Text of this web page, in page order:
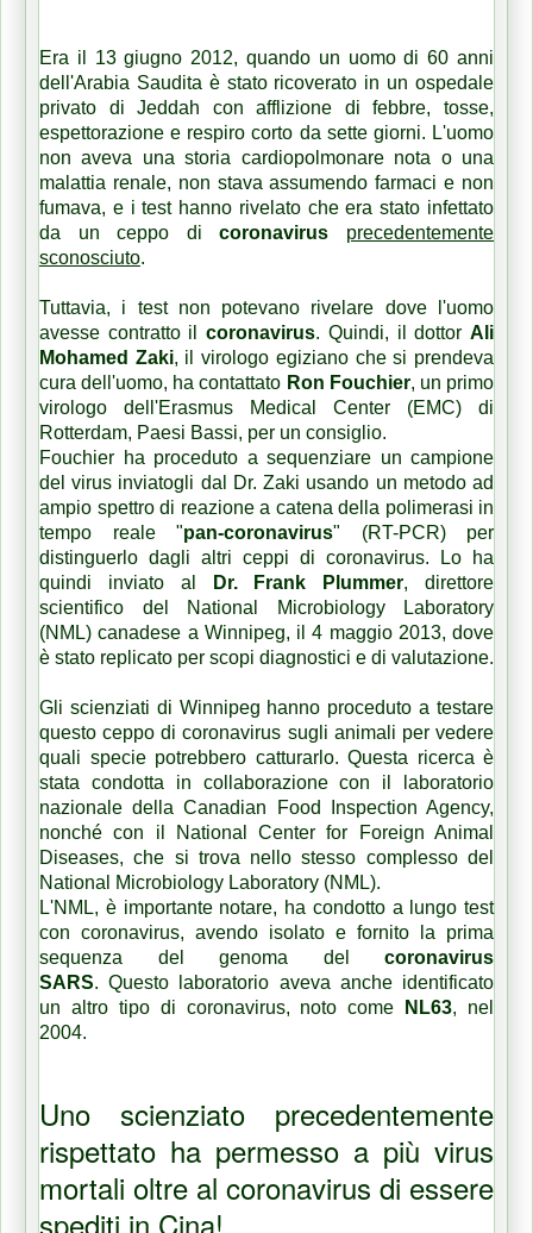
Era il 13 giugno 2012, quando un uomo di 60 anni
dell'Arabia Saudita è stato ricoverato in un ospedale
privato di Jeddah con afflizione di febbre, tosse,
espettorazione e respiro corto da sette giorni. L'uomo
non aveva una storia cardiopolmonare nota o una
malattia renale, non stava assumendo farmaci e non
fumava, e i test hanno rivelato che era stato infettato
da un ceppo dicoronavirus
precedentemente
sconosciuto.
Tuttavia, i test non potevano rivelare dove l'uomo
avesse contratto ilcoronavirus. Quindi, il dottorAli
Mohamed Zaki, il virologo egiziano che si prendeva
cura dell'uomo, ha contattato Ron Fouchier, un primo
virologo dell'Erasmus Medical Center (EMC) di
Rotterdam, Paesi Bassi, per un consiglio.
Fouchier ha proceduto a sequenziare un campione
del virus inviatogli dal Dr. Zaki usando un metodo ad
ampio spettro di reazione a catena della polimerasi in
tempo reale "pan-coronavirus" (RT-PCR) per
distinguerlo dagli altri ceppi di coronavirus.
Lo ha
quindi inviato al
Dr. Frank Plummer, direttore
scientifico del National Microbiology Laboratory
(NML) canadese a Winnipeg, il 4 maggio 2013, dove
è stato replicato per scopi diagnostici e di valutazione.
Gli scienziati di Winnipeg hanno proceduto a testare
questo ceppo di coronavirus sugli animali per vedere
quali specie potrebbero catturarlo. Questa ricerca è
stata condotta in collaborazione con il laboratorio
nazionale della Canadian Food Inspection Agency,
nonché con il National Center for Foreign Animal
Diseases, che si trova nello stesso complesso del
National Microbiology Laboratory (NML).
L'NML, è importante notare, ha condotto a lungo test
con coronavirus, avendo isolato e fornito la prima
sequenza del genoma del coronavirus
SARS.Questo laboratorio aveva anche identificato
un altro tipo di coronavirus, noto come
NL63, nel
2004.
Uno scienziato precedentemente
rispettato ha permesso a più virus
mortali oltre al coronavirus di essere
spediti in Cina!